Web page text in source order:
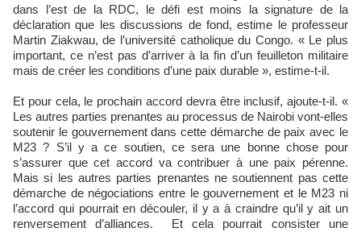
dans l’est de la RDC, le défi est moins la signature de la
déclaration que les discussions de fond, estime le professeur
Martin Ziakwau, de l’université catholique du Congo. « Le plus
important, ce n’est pas d’arriver à la fin d’un feuilleton militaire
mais de créer les conditions d’une paix durable », estime-t-il.
Et pour cela, le prochain accord devra être inclusif, ajoute-t-il. «
Les autres parties prenantes au processus de Nairobi vont-elles
soutenir le gouvernement dans cette démarche de paix avec le
M23 ? S’il y a ce soutien, ce sera une bonne chose pour
s’assurer que cet accord va contribuer à une paix pérenne.
Mais si les autres parties prenantes ne soutiennent pas cette
démarche de négociations entre le gouvernement et le M23 ni
l’accord qui pourrait en découler, il y a à craindre qu’il y ait un
renversement d’alliances. Et cela pourrait consister une